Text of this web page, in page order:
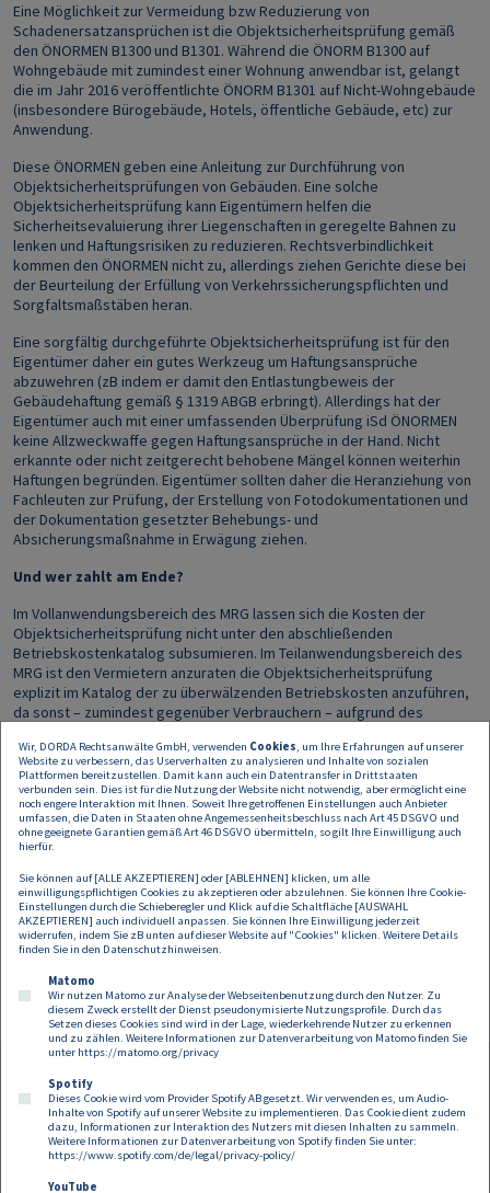
Eine Möglichkeit zur Vermeidung bzw Reduzierung von
Schadenersatzansprüchen ist die Objektsicherheitsprüfung gemäß
den ÖNORMEN B1300 und B1301. Während die ÖNORM B1300 auf
Wohngebäude mit zumindest einer Wohnung anwendbar ist, gelangt
die im Jahr 2016 veröffentlichte ÖNORM B1301 auf Nicht-Wohngebäude
(insbesondere Bürogebäude, Hotels, öffentliche Gebäude, etc) zur
Anwendung.
Diese ÖNORMEN geben eine Anleitung zur Durchführung von
Objektsicherheitsprüfungen von Gebäuden. Eine solche
Objektsicherheitsprüfung kann Eigentümern helfen die
Sicherheitsevaluierung ihrer Liegenschaften in geregelte Bahnen zu
lenken und Haftungsrisiken zu reduzieren. Rechtsverbindlichkeit
kommen den ÖNORMEN nicht zu, allerdings ziehen Gerichte diese bei
der Beurteilung der Erfüllung von Verkehrssicherungspflichten und
Sorgfaltsmaßstäben heran.
Eine sorgfältig durchgeführte Objektsicherheitsprüfung ist für den
Eigentümer daher ein gutes Werkzeug um Haftungsansprüche
abzuwehren (zB indem er damit den Entlastungbeweis der
Gebäudehaftung gemäß § 1319 ABGB erbringt). Allerdings hat der
Eigentümer auch mit einer umfassenden Überprüfung iSd ÖNORMEN
keine Allzweckwaffe gegen Haftungsansprüche in der Hand. Nicht
erkannte oder nicht zeitgerecht behobene Mängel können weiterhin
Haftungen begründen. Eigentümer sollten daher die Heranziehung von
Fachleuten zur Prüfung, der Erstellung von Fotodokumentationen und
der Dokumentation gesetzter Behebungs- und
Absicherungsmaßnahme in Erwägung ziehen.
Und wer zahlt am Ende?
Im Vollanwendungsbereich des MRG lassen sich die Kosten der
Objektsicherheitsprüfung nicht unter den abschließenden
Betriebskostenkatalog subsumieren. Im Teilanwendungsbereich des
MRG ist den Vermietern anzuraten die Objektsicherheitsprüfung
explizit im Katalog der zu überwälzenden Betriebskosten anzuführen,
da sonst – zumindest gegenüber Verbrauchern – aufgrund des
ist.
Fazit
Regelmäßige Objektprüfungen bieten für Liegenschaftseigentümer
von Wohn-, Büro- und Geschäftsgebäuden die Chance Haftungsrisiken
Haftungsfreistellung der Gebäudehaftpflichtversicherung zu
verhindern. Künftig sollte daher sowohl beim Abschluss von neuen
Mietverträgen als auch von Hausverwalterverträgen auf
entsprechende (Kostentragungs-)Regelungen geachtet werden.
Footer
Kontakt Datenschutz
Impressum
Compliance
Cookies
Wir, DORDA Rechtsanwälte GmbH, verwenden Cookies, um Ihre Erfahrungen auf unserer
Website zu verbessern, das Userverhalten zu analysieren und Inhalte von sozialen
Plattformen bereitzustellen. Damit kann auch ein Datentransfer in Drittstaaten
verbunden sein. Dies ist für die Nutzung der Website nicht notwendig, aber ermöglicht eine
noch engere Interaktion mit Ihnen. Soweit Ihre getroffenen Einstellungen auch Anbieter
umfassen, die Daten in Staaten ohne Angemessenheitsbeschluss nach Art 45 DSGVO und
ohne geeignete Garantien gemäß Art 46 DSGVO übermitteln, so gilt Ihre Einwilligung auch
hierfür.
Sie können auf [ALLE AKZEPTIEREN] oder [ABLEHNEN] klicken, um alle
einwilligungspflichtigen Cookies zu akzeptieren oder abzulehnen. Sie können Ihre Cookie-
Einstellungen durch die Schieberegler und Klick auf die Schaltfläche [AUSWAHL
AKZEPTIEREN] auch individuell anpassen. Sie können Ihre Einwilligung jederzeit
widerrufen, indem Sie zB unten auf dieser Website auf "Cookies" klicken. Weitere Details
finden Sie in den Datenschutzhinweisen.
Matomo
Wir nutzen Matomo zur Analyse der Webseitenbenutzung durch den Nutzer. Zu
diesem Zweck erstellt der Dienst pseudonymisierte Nutzungsprofile. Durch das
Setzen dieses Cookies sind wird in der Lage, wiederkehrende Nutzer zu erkennen
und zu zählen. Weitere Informationen zur Datenverarbeitung von Matomo finden Sie
unter https://matomo.org/privacy
Spotify
Dieses Cookie wird vom Provider Spotify AB gesetzt. Wir verwenden es, um Audio-
Inhalte von Spotify auf unserer Website zu implementieren. Das Cookie dient zudem
dazu, Informationen zur Interaktion des Nutzers mit diesen Inhalten zu sammeln.
Weitere Informationen zur Datenverarbeitung von Spotify finden Sie unter:
https://www.spotify.com/de/legal/privacy-policy/
YouTube